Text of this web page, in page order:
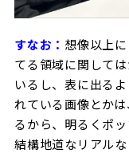
すなお： 想像以上に
てる領域に関して
いるし、表に出る
れている画像とか
るから、明るくポ
結構地道なリアル